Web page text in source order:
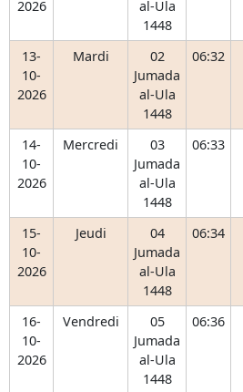
2026
al-Ula
1448
13-
10-
2026
Mardi
02
Jumada
al-Ula
1448
06:32
14-
10-
2026
Mercredi
03
Jumada
al-Ula
1448
06:33
15-
10-
2026
Jeudi
04
Jumada
al-Ula
1448
06:34
16-
10-
2026
Vendredi
05
Jumada
al-Ula
1448
06:36